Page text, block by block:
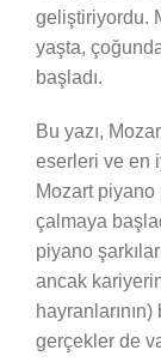
geliştiriyordu.
yaşta,
başladı.
Bu yazı,
eserleri ve en
Mozart piyano
çalmaya
piyano
ancak
gerçekler de